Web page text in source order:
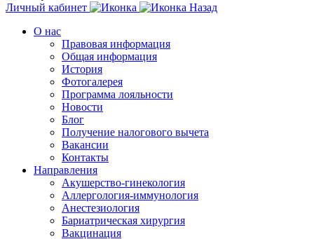
Личный кабинет
Назад
О нас
Правовая информация
Общая информация
История
Фотогалерея
Программа лояльности
Новости
Блог
Получение налогового вычета
Вакансии
Контакты
Направления
Акушерство-гинекология
Аллергология-иммунология
Анестезиология
Бариатрическая хирургия
Вакцинация